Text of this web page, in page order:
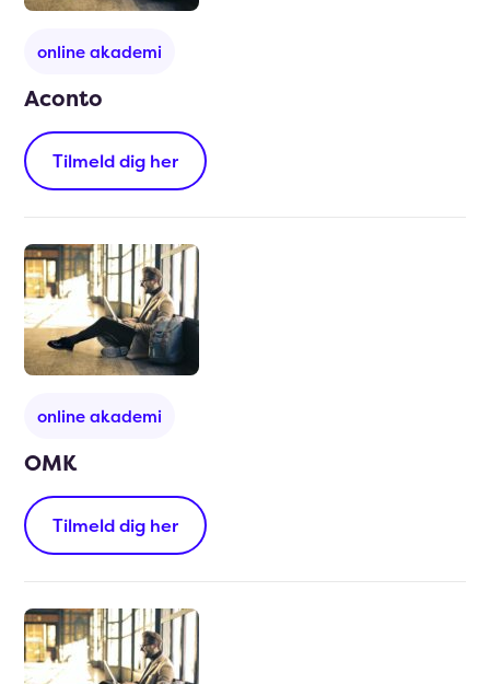
Aconto
online akademi
Tilmeld dig her
OMK
online akademi
Tilmeld dig her